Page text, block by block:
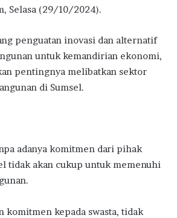
Selasa (29/10/2024).
penguatan inovasi dan alternatif
untuk kemandirian ekonomi,
pentingnya melibatkan sektor
di Sumsel.
adanya komitmen dari pihak
tidak akan cukup untuk memenuhi
komitmen kepada swasta, tidak